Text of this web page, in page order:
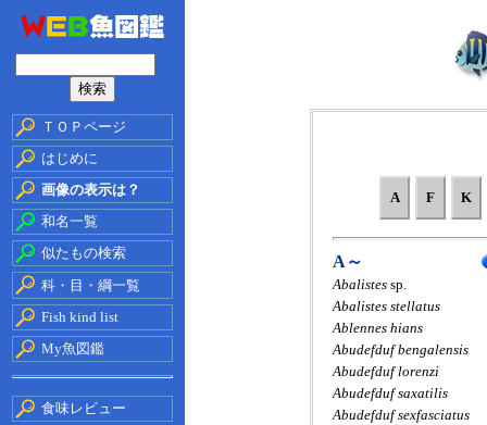
ＴＯＰページ
はじめに
画像の表示は？
和名一覧
似たもの検索
科・目・綱一覧
Fish kind list
My魚図鑑
食味レビュー
A F K
A～
Abalistes sp.
Abalistes stellatus
Ablennes hians
Abudefduf bengalensis
Abudefduf lorenzi
Abudefduf saxatilis
Abudefduf sexfasciatus